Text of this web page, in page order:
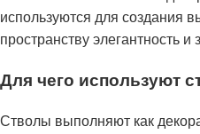
используются для создания
пространству элегантность и
Для чего используют
Стволы выполняют как